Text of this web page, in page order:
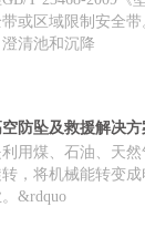
或区域限制安全
清池和沉降
防坠及救援解决方
用煤、石油、天
，将机械能转变
&rdquo